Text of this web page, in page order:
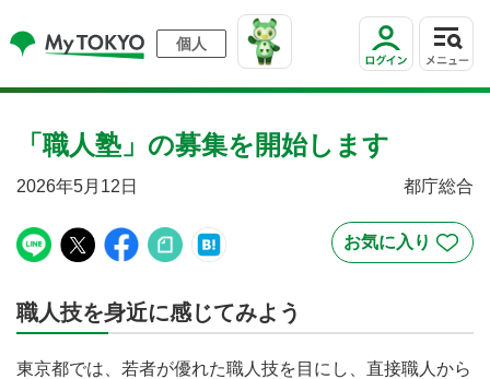
個人
「職人塾」の募集を開始します
2026年5月12日 都庁総合
職人技を身近に感じてみよう
東京都では、若者が優れた職人技を目にし、直接職人から